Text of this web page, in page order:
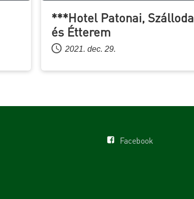
***Hotel Patonai, Szálloda
és Étterem
2021. dec. 29.
Facebook